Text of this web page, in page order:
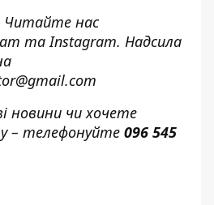
Читайте нас
таInstagram. Надсила
а
новини чи хочете
– телефонуйте 096 545